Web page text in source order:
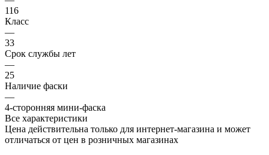
116
Класс
—
33
Срок службы лет
—
25
Наличие фаски
—
4-сторонняя мини-фаска
Все характеристики
Цена действительна только для интернет-магазина и может
отличаться от цен в розничных магазинах